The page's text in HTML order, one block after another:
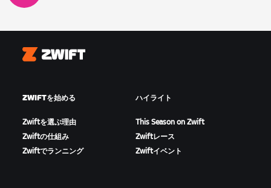
Zwift
ZWIFTを始める
Zwiftを選ぶ理由
Zwiftの仕組み
Zwiftでランニング
ハイライト
This Season on Zwift
Zwiftレース
Zwiftイベント